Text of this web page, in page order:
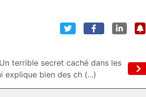
terrible secret caché dans les
explique bien des ch (...)